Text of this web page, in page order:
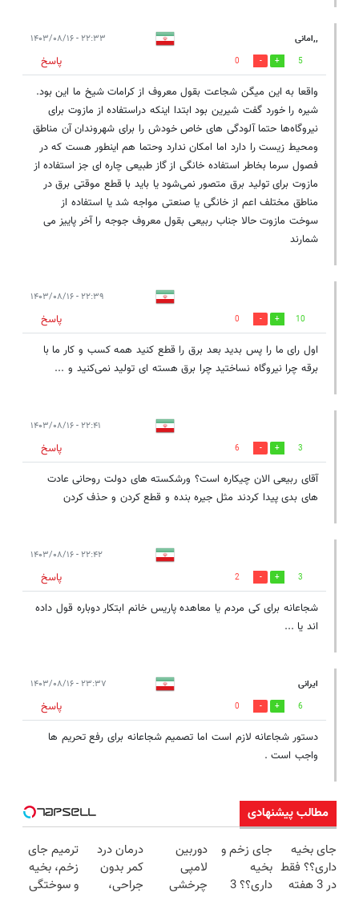
,,امانی ۲۲:۳۳ - ۱۴۰۳/۰۸/۱۶
5
0
پاسخ
واقعا به این میگن شجاعت بقول معروف از کرامات شیخ ما این بود.
شیره را خورد گفت شیرین بود ابتدا اینکه دراستفاده از مازوت برای
نیروگاه‌ها حتما آلودگی های خاص خودش را برای شهروندان آن مناطق
ومحیط زیست را دارد اما امکان ندارد وحتما هم اینطور هست که در
فصول سرما بخاطر استفاده خانگی از گاز طبیعی چاره ای جز استفاده از
مازوت برای تولید برق متصور نمی‌شود یا باید با قطع موقتی برق در
مناطق مختلف اعم از خانگی یا صنعتی مواجه شد یا استفاده از
سوخت مازوت حالا جناب ربیعی بقول معروف جوجه را آخر پاییز می
شمارند
۲۲:۳۹ - ۱۴۰۳/۰۸/۱۶
10
0
پاسخ
اول رای ما را پس بدید بعد برق را قطع کنید همه کسب و کار ما با
برقه چرا نیروگاه نساختید چرا برق هسته ای تولید نمی‌کنید و ...
۲۲:۴۱ - ۱۴۰۳/۰۸/۱۶
3
6
پاسخ
آقای ربیعی الان چیکاره است؟ ورشکسته های دولت روحانی عادت
های بدی پیدا کردند مثل جیره بنده و قطع کردن و حذف کردن
۲۲:۴۲ - ۱۴۰۳/۰۸/۱۶
3
2
پاسخ
شجاعانه برای کی مردم یا معاهده پاریس خانم ابتکار دوباره قول داده
اند یا ...
ایرانی ۲۳:۳۷ - ۱۴۰۳/۰۸/۱۶
6
0
پاسخ
دستور شجاعانه لازم است اما تصمیم شجاعانه برای رفع تحریم ها
واجب است .
مطالب پیشنهادی
جای بخیه
داری؟؟ فقط
در 3 هفته
جای زخم و
بخیه
داری؟؟ 3
دوربین
لامپی
چرخشی
درمان درد
کمر بدون
جراحی،
ترمیم جای
زخم، بخیه
و سوختگی